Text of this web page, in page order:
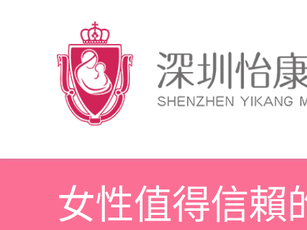
女性值得信賴